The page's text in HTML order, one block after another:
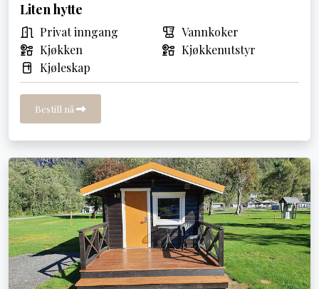
Liten hytte
Privat inngang
Vannkoker
Kjøkken
Kjøkkenutstyr
Kjøleskap
Bestill nå